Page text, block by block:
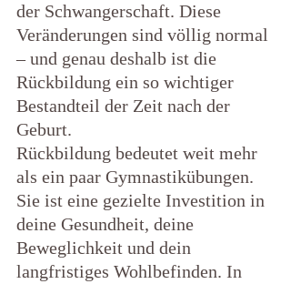
der Schwangerschaft. Diese
Veränderungen sind völlig normal
– und genau deshalb ist die
Rückbildung ein so wichtiger
Bestandteil der Zeit nach der
Geburt.
Rückbildung bedeutet weit mehr
als ein paar Gymnastikübungen.
Sie ist eine gezielte Investition in
deine Gesundheit, deine
Beweglichkeit und dein
langfristiges Wohlbefinden. In